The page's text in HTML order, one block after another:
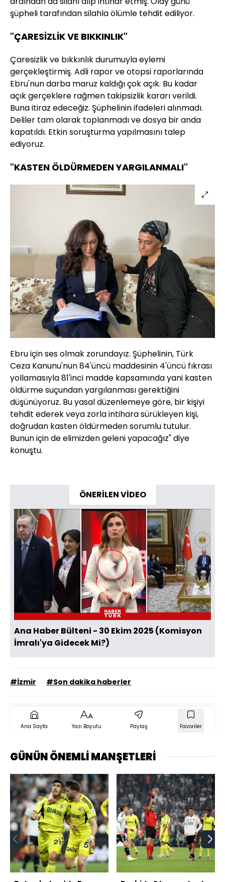
şüpheli tarafından silahla ölümle tehdit ediliyor.
"ÇARESİZLİK VE BIKKINLIK"
Çaresizlik ve bıkkınlık durumuyla eylemi
gerçekleştirmiş. Adli rapor ve otopsi raporlarında
Ebru'nun darba maruz kaldığı çok açık. Bu kadar
açık gerçeklere rağmen takipsizlik kararı verildi.
Buna itiraz edeceğiz. Şüphelinin ifadeleri alınmadı.
Deliler tam olarak toplanmadı ve dosya bir anda
kapatıldı. Etkin soruşturma yapılmasını talep
ediyoruz.
"KASTEN ÖLDÜRMEDEN YARGILANMALI"
Ebru için ses olmak zorundayız. Şüphelinin, Türk
Ceza Kanunu'nun 84'üncü maddesinin 4'üncü fıkrası
yollamasıyla 81'inci madde kapsamında yani kasten
öldürme suçundan yargılanması gerektiğini
düşünüyoruz. Bu yasal düzenlemeye göre, bir kişiyi
tehdit ederek veya zorla intihara sürükleyen kişi,
doğrudan kasten öldürmeden sorumlu tutulur.
Bunun için de elimizden geleni yapacağız" diye
konuştu.
ÖNERİLEN VİDEO
Videoyu
Oynat
Ana Haber Bülteni - 30 Ekim 2025 (Komisyon
İmralı'ya Gidecek Mi?)
#İzmir #Son dakika haberler
Ana Sayfa Yazı Boyutu Paylaş Favoriler
GÜNÜN ÖNEMLİ MANŞETLERİ